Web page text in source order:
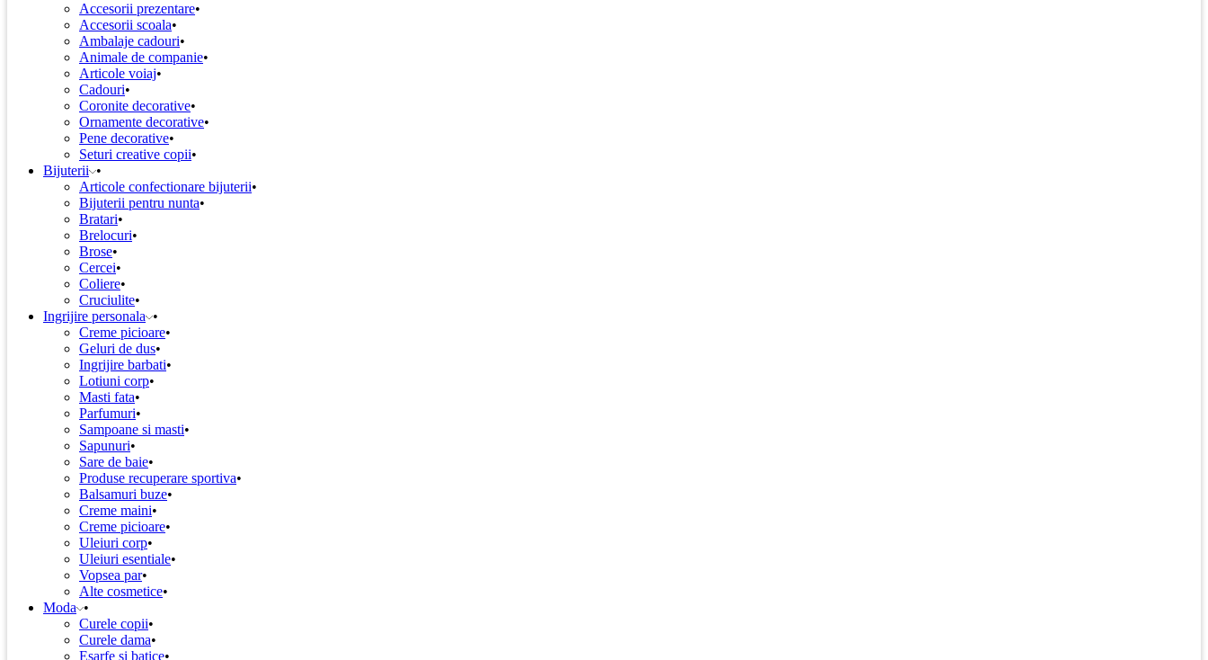
Accesorii prezentare
Accesorii scoala
Ambalaje cadouri
Animale de companie
Articole voiaj
Cadouri
Coronite decorative
Ornamente decorative
Pene decorative
Seturi creative copii
Bijuterii
Articole confectionare bijuterii
Bijuterii pentru nunta
Bratari
Brelocuri
Brose
Cercei
Coliere
Cruciulite
Ingrijire personala
Creme picioare
Geluri de dus
Ingrijire barbati
Lotiuni corp
Masti fata
Parfumuri
Sampoane si masti
Sapunuri
Sare de baie
Produse recuperare sportiva
Balsamuri buze
Creme maini
Creme picioare
Uleiuri corp
Uleiuri esentiale
Vopsea par
Alte cosmetice
Moda
Curele copii
Curele dama
Esarfe si batice